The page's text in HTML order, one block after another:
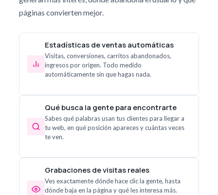
páginas convierten mejor.
Estadísticas de ventas automáticas
Visitas, conversiones, carritos abandonados,
ingresos por origen. Todo medido
automáticamente sin que hagas nada.
Qué busca la gente para encontrarte
Sabes qué palabras usan tus clientes para llegar a
tu web, en qué posición apareces y cuántas veces
te ven.
Grabaciones de visitas reales
Ves exactamente dónde hace clic la gente, hasta
dónde baja en la página y qué les interesa más.